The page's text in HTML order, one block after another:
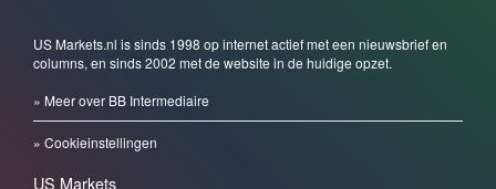
US Markets.nl is sinds 1998 op internet actief met een nieuwsbrief en
columns, en sinds 2002 met de website in de huidige opzet.
» Meer over BB Intermediaire
» Cookieinstellingen
US Markets